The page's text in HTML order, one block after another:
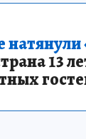
13